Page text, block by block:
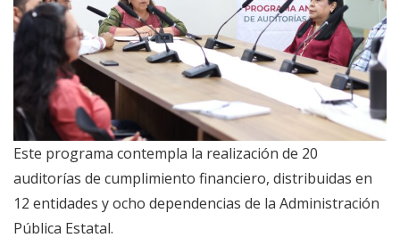
Este programa contempla la realización de 20
auditorías de cumplimiento financiero, distribuidas en
12 entidades y ocho dependencias de la Administración
Pública Estatal.